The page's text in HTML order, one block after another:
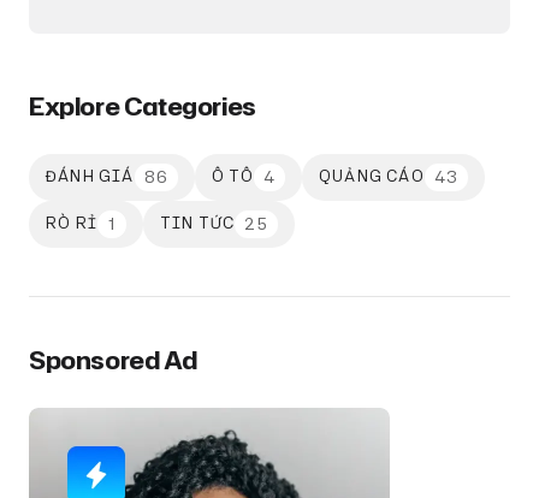
Explore Categories
ĐÁNH GIÁ 86 Ô TÔ 4 QUẢNG CÁO 43
RÒ RỈ 1 TIN TỨC 25
Sponsored Ad